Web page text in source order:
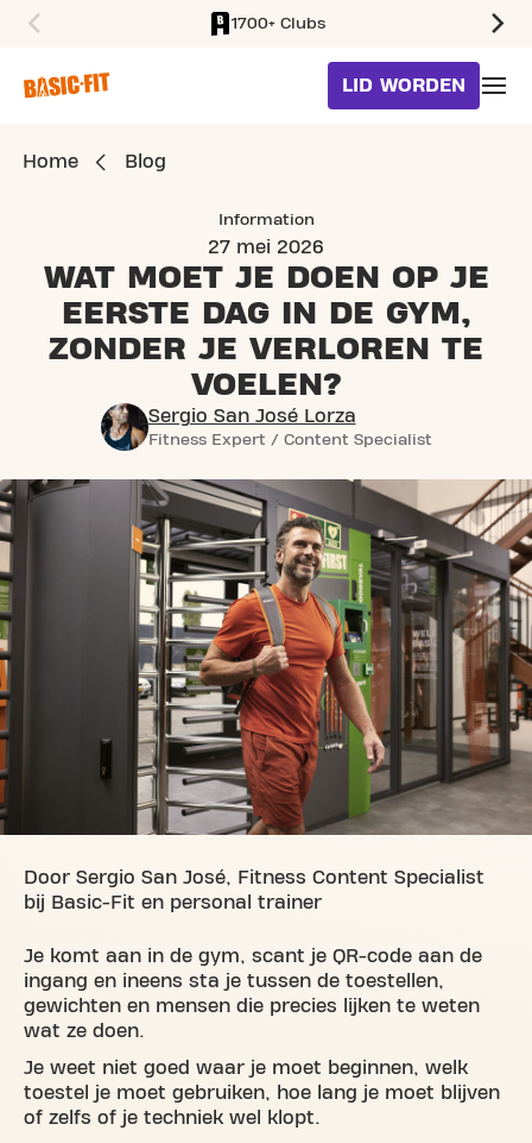
1700+ Clubs
LID WORDEN
Home Blog
Information
27 mei 2026
WAT MOET JE DOEN OP JE
EERSTE DAG IN DE GYM,
ZONDER JE VERLOREN TE
VOELEN?
Sergio San José Lorza
Fitness Expert / Content Specialist
Door Sergio San José, Fitness Content Specialist
bij Basic-Fit en personal trainer
Je komt aan in de gym, scant je QR-code aan de
ingang en ineens sta je tussen de toestellen,
gewichten en mensen die precies lijken te weten
wat ze doen.
Je weet niet goed waar je moet beginnen, welk
toestel je moet gebruiken, hoe lang je moet blijven
of zelfs of je techniek wel klopt.